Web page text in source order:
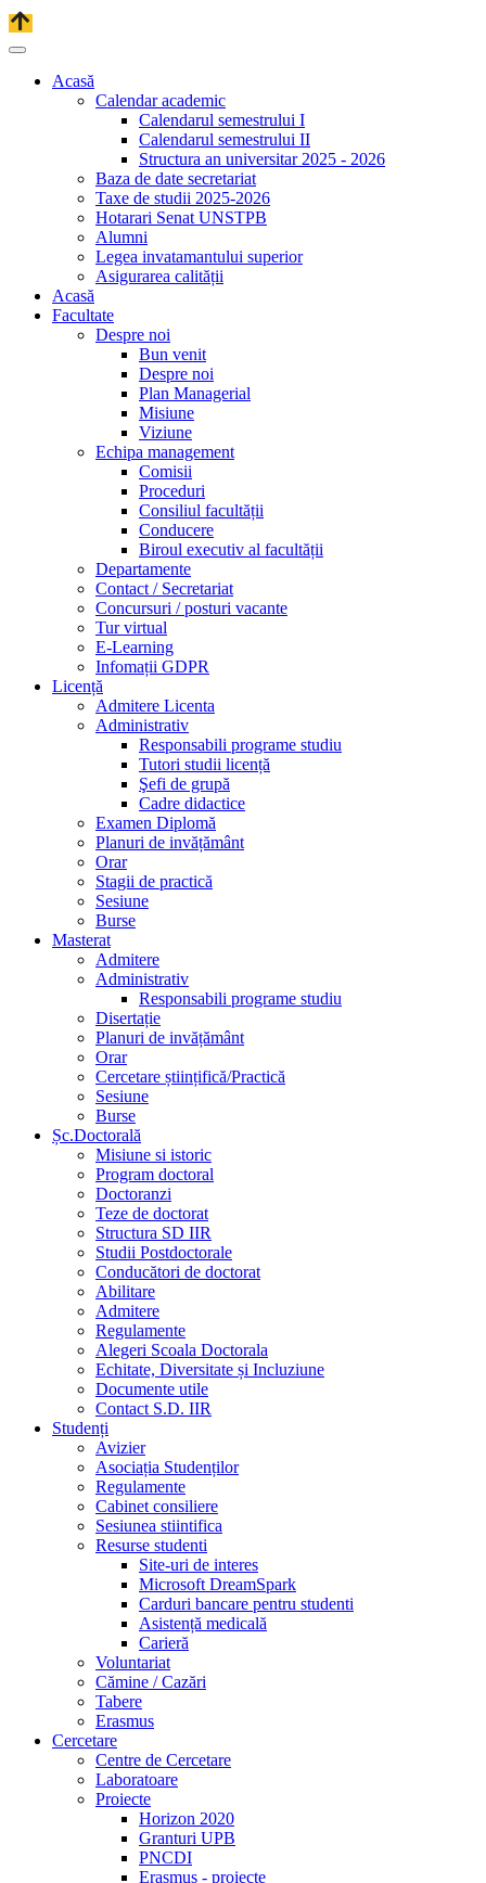
Acasă
Calendar academic
Calendarul semestrului I
Calendarul semestrului II
Structura an universitar 2025 - 2026
Baza de date secretariat
Taxe de studii 2025-2026
Hotarari Senat UNSTPB
Alumni
Legea invatamantului superior
Asigurarea calității
Acasă
Facultate
Despre noi
Bun venit
Despre noi
Plan Managerial
Misiune
Viziune
Echipa management
Comisii
Proceduri
Consiliul facultății
Conducere
Biroul executiv al facultății
Departamente
Contact / Secretariat
Concursuri / posturi vacante
Tur virtual
E-Learning
Infomații GDPR
Licență
Admitere Licenta
Administrativ
Responsabili programe studiu
Tutori studii licență
Şefi de grupă
Cadre didactice
Examen Diplomă
Planuri de invățământ
Orar
Stagii de practică
Sesiune
Burse
Masterat
Admitere
Administrativ
Responsabili programe studiu
Disertație
Planuri de invățământ
Orar
Cercetare științifică/Practică
Sesiune
Burse
Șc.Doctorală
Misiune si istoric
Program doctoral
Doctoranzi
Teze de doctorat
Structura SD IIR
Studii Postdoctorale
Conducători de doctorat
Abilitare
Admitere
Regulamente
Alegeri Scoala Doctorala
Echitate, Diversitate și Incluziune
Documente utile
Contact S.D. IIR
Studenți
Avizier
Asociația Studenților
Regulamente
Cabinet consiliere
Sesiunea stiintifica
Resurse studenti
Site-uri de interes
Microsoft DreamSpark
Carduri bancare pentru studenti
Asistență medicală
Carieră
Voluntariat
Cămine / Cazări
Tabere
Erasmus
Cercetare
Centre de Cercetare
Laboratoare
Proiecte
Horizon 2020
Granturi UPB
PNCDI
Erasmus - proiecte